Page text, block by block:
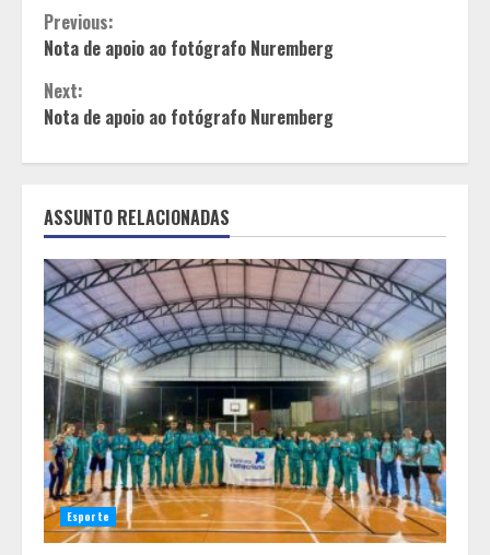
Continue
Reading
Previous:
Nota de apoio ao fotógrafo Nuremberg
Next:
Nota de apoio ao fotógrafo Nuremberg
ASSUNTO RELACIONADAS
Esporte